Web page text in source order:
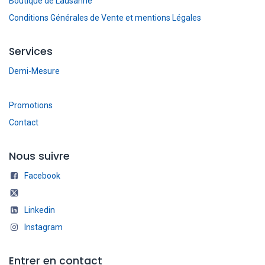
Conditions Générales de Vente et mentions Légales
Services
Demi-Mesure
Promotions
Contact
Nous suivre
Facebook
Linkedin
Instagram
Entrer en contact